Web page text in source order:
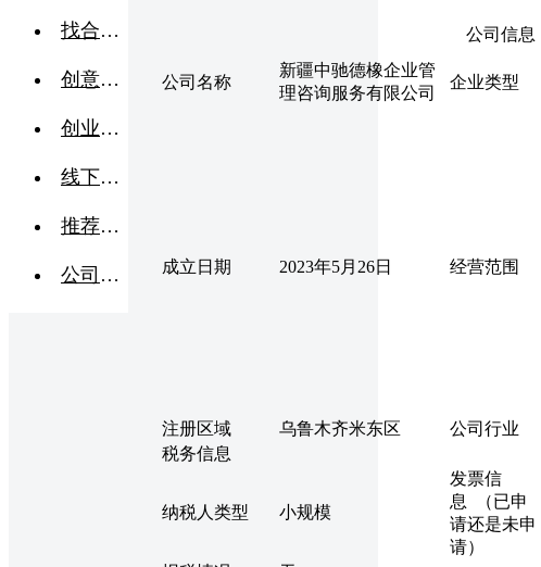
找合伙人
创意点子
创业交流
线下活动
推荐企业
公司转让
公司信息
公司名称
新疆中驰德橡企业管
理咨询服务有限公司
企业类型
成立日期 2023年5月26日 经营范围
注册区域
乌鲁木齐米东区 公司行业
税务信息
纳税人类型 小规模
发票信
息 （已申
请还是未申
请）